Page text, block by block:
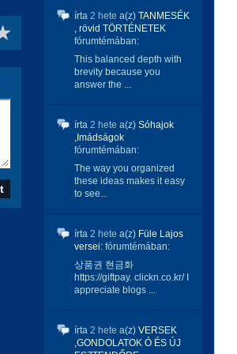
írta 2 hete a(z) TANMESÉK
, rövid TÖRTÉNETEK
fórumtémában:
This balanced depth with
brevity because you
answer the ...
írta 2 hete a(z) Sóhajok
,Imádságok
fórumtémában:
The way you organized
these ideas makes it easy
to see...
írta 2 hete a(z) Füle Lajos
versei: fórumtémában:
상품권 현금화
https://giftpay. clickn.co.kr/ I
appreciate blogs ...
írta 2 hete a(z) VERSEK
,GONDOLATOK Ó ÉS ÚJ